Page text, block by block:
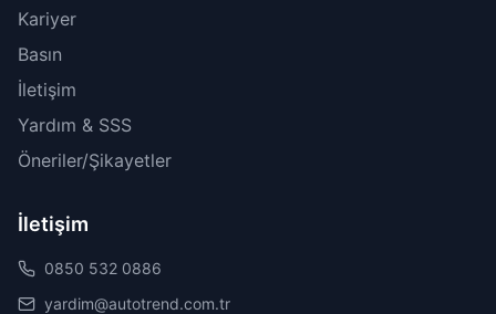
Kariyer
Basın
İletişim
Yardım & SSS
Öneriler/Şikayetler
İletişim
0850 532 0886
yardim@autotrend.com.tr